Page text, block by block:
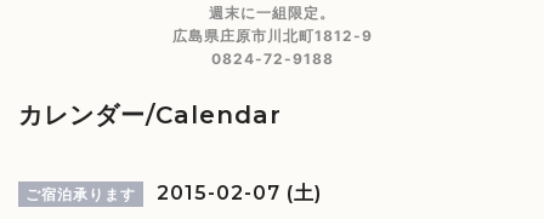
週末に一組限定。
広島県庄原市川北町1812-9
0824-72-9188
カレンダー/Calendar
ご宿泊承ります 2015-02-07 (土)